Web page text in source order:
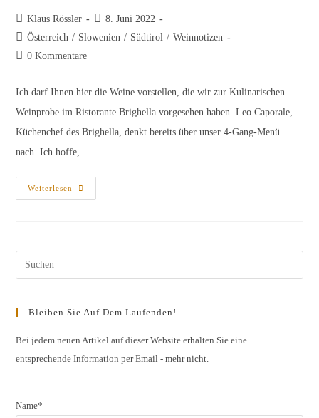
Beitrags-
Autor:
Klaus Rössler
Beitrag
veröffentlicht:
8. Juni 2022
Beitrags-
Kategorie:
Österreich / Slowenien / Südtirol / Weinnotizen
Beitrags-
0 Kommentare
Ich darf Ihnen hier die Weine vorstellen, die wir zur Kulinarischen
Weinprobe im Ristorante Brighella vorgesehen haben. Leo Caporale,
Küchenchef des Brighella, denkt bereits über unser 4-Gang-Menü
nach. Ich hoffe,…
Weiterlesen
Probenliste
K.u.k.
Bleiben Sie Auf Dem Laufenden!
Bei jedem neuen Artikel auf dieser Website erhalten Sie eine
entsprechende Information per Email - mehr nicht.
Name*